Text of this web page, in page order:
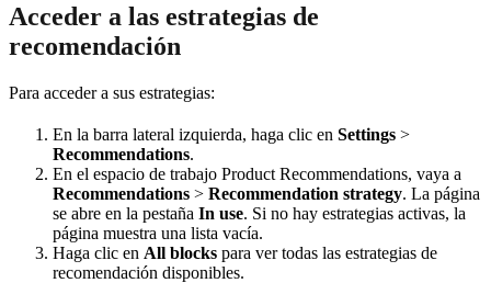
Acceder a las estrategias de
recomendación
Para acceder a sus estrategias:
En la barra lateral izquierda, haga clic en Settings >
Recommendations.
En el espacio de trabajo Product Recommendations, vaya a
Recommendations > Recommendation strategy. La página
se abre en la pestaña In use. Si no hay estrategias activas, la
página muestra una lista vacía.
Haga clic en All blocks para ver todas las estrategias de
recomendación disponibles.